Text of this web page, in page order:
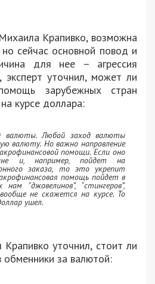
Крапивко, возможна
сейчас основной повод и
для нее – агрессия
эксперт уточнил, может ли
зарубежных стран
курсе доллара:
валюты. Любой заход валюты
валюту. Но важно направление
помощи. Если оно
и, например, пойдет на
заказа, то это укрепит
помощь пойдет в
“джавелинов”, “стингеров”,
не скажется на курсе. То
ушел.
уточнил, стоит ли
за валютой: